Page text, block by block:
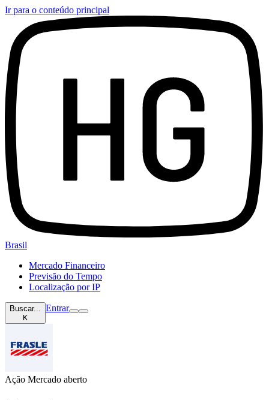
Ir para o conteúdo principal
Brasil
Mercado Financeiro
Previsão do Tempo
Localização por IP
Buscar...
K
Entrar
Ação Mercado aberto